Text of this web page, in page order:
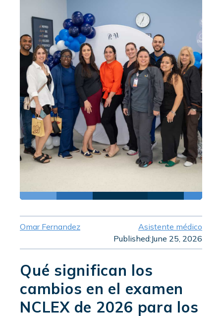
Omar Fernandez
Asistente médico
Published:June 25, 2026
Qué significan los
cambios en el examen
NCLEX de 2026 para los